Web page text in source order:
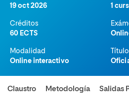
19 oct 2026
1
Créditos
60 ECTS
Modalidad
Online interactivo
Título
Claustro Metodología Salidas